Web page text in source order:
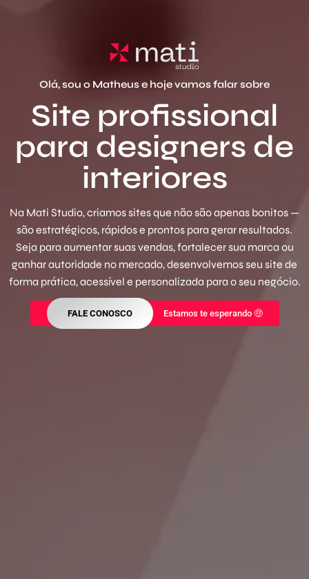
Olá, sou o Matheus e hoje vamos falar sobre
Site profissional
para designers de
interiores
Na Mati Studio, criamos sites que não são apenas bonitos —
são estratégicos, rápidos e prontos para gerar resultados.
Seja para aumentar suas vendas, fortalecer sua marca ou
ganhar autoridade no mercado, desenvolvemos seu site de
forma prática, acessível e personalizada para o seu negócio.
FALE CONOSCO Estamos te esperando 🤑